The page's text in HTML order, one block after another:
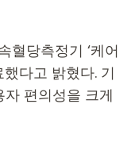
혈당측정기 ‘케어
다고 밝혔다. 기
편의성을 크게